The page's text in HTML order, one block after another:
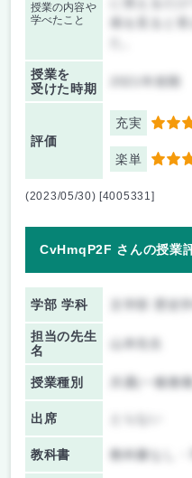
授業の内容や
学べたこと
画を見ると
授業を
受けた時期
評価
充実 5
楽単 5
(2023/05/30) [4005331]
CvHmqP2F さんの授業
学部 学科
担当の先生
名
授業種別 共通(一般教養)
出席
教科書 教科書なし・